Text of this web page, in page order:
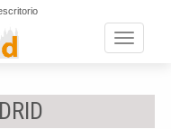
Toggle